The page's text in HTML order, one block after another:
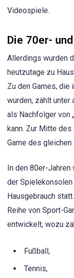
Videospiele.
Die 70er-
Allerdings wurden
heutzutage zu
Zu den Games,
wurden, zählt unter
als Nachfolger von
kann. Zur Mitte
Game des
In den 80er-
der
Hausgebrauch
Reihe von Sport-
entwickelt, wozu
Fußball,
Tennis,